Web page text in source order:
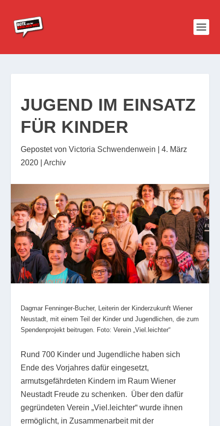
JUGEND IM EINSATZ
FÜR KINDER
Gepostet vonVictoria Schwendenwein |4. März
2020 |Archiv
Dagmar Fenninger-Bucher, Leiterin der Kinderzukunft Wiener
Neustadt, mit einem Teil der Kinder und Jugendlichen, die zum
Spendenprojekt beitrugen. Foto: Verein „Viel.leichter“
Rund 700 Kinder und Jugendliche haben sich
Ende des Vorjahres dafür eingesetzt,
armutsgefährdeten Kindern im Raum Wiener
Neustadt Freude zu schenken. Über den dafür
gegründeten Verein „Viel.leichter“ wurde ihnen
ermöglicht, in Zusammenarbeit mit der